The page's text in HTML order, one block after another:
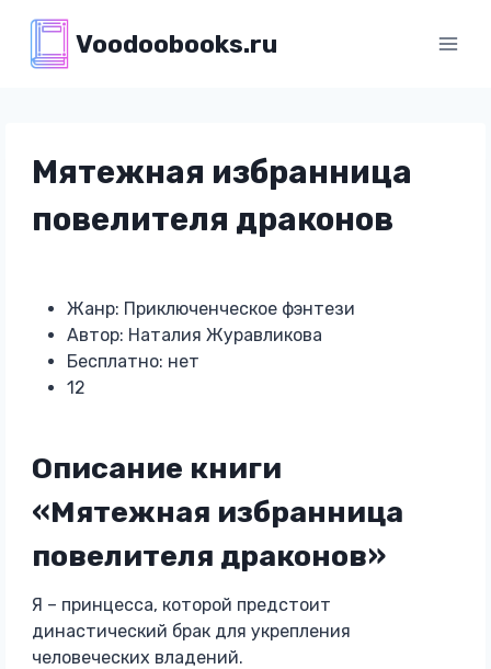
содержимому
Voodoobooks.ru
Мятежная избранница
повелителя драконов
Жанр: Приключенческое фэнтези
Автор: Наталия Журавликова
Бесплатно: нет
12
Описание книги
«Мятежная избранница
повелителя драконов»
Я – принцесса, которой предстоит
династический брак для укрепления
человеческих владений.